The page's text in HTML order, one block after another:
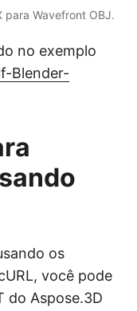
para Wavefront OBJ.
no exemplo
Blender-
os
você pode
do Aspose.3D